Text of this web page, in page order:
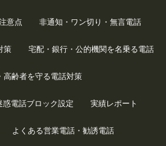
意点 非通知・ワン切り・無言電話
策 宅配・銀行・公的機関を名乗る電話
高齢者を守る電話対策
惑電話ブロック設定 実績レポート
よくある営業電話・勧誘電話